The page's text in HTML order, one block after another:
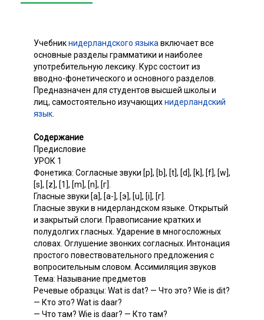
Учебникнидерландского языка включает все
основные разделы грамматики и наиболее
употребительную лексику. Курс состоит из
вводно-фонетического и основного разделов.
Предназначен для студентов высшей школы и
лиц, самостоятельно изучающихнидерландский
язык
Содержание
Предисловие
УРОК 1
Фонетика: Согласные звуки [р], [b], [t], [d], [k], [f], [w],
[s], [z], [1], [m], [n], [г].
Гласные звуки [а], [а-], [э], [u], [i], [г].
Гласные звуки в нидерландском языке. Открытый
и закрытый слоги. Правописание кратких и
полудолгих гласных. Ударение в многосложных
словах. Оглушение звонких согласных. Интонация
простого повествовательного предложения с
вопросительным словом. Ассимиляция звуков
Тема: Называние предметов
Речевые образцы: Wat is dat? — Что это? Wie is dit?
— Кто это? Wat is daar?
— Что там? Wie is daar? — Кто там?